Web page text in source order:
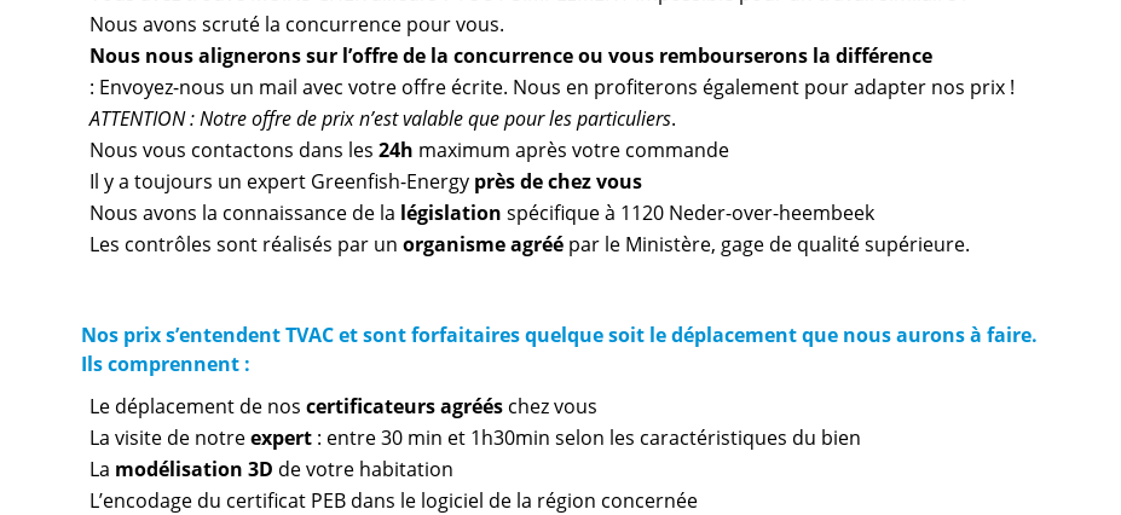
Nous avons scruté la concurrence pour vous.
Nous nous alignerons sur l’offre de la concurrence ou vous rembourserons la différence
: Envoyez-nous un mail avec votre offre écrite. Nous en profiterons également pour adapter nos prix !
ATTENTION : Notre offre de prix n’est valable que pour les particuliers.
Nous vous contactons dans les 24h maximum après votre commande
Il y a toujours un expert Greenfish-Energy près de chez vous
Nous avons la connaissance de la législation spécifique à 1120 Neder-over-heembeek
Les contrôles sont réalisés par un organisme agréé par le Ministère, gage de qualité supérieure.
Nos prix s’entendent TVAC et sont forfaitaires quelque soit le déplacement que nous aurons à faire.
Ils comprennent :
Le déplacement de nos certificateurs agréés chez vous
La visite de notreexpert : entre 30 min et 1h30min selon les caractéristiques du bien
La modélisation 3D de votre habitation
L’encodage du certificat PEB dans le logiciel de la région concernée